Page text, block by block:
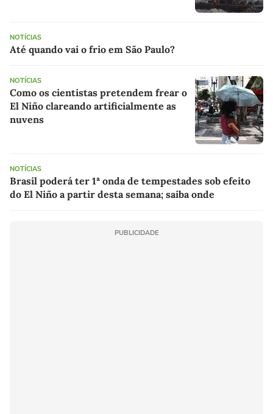
NOTÍCIAS
Até quando vai o frio em São Paulo?
NOTÍCIAS
Como os cientistas pretendem frear o
El Niño clareando artificialmente as
nuvens
NOTÍCIAS
Brasil poderá ter 1ª onda de tempestades sob efeito
do El Niño a partir desta semana; saiba onde
PUBLICIDADE